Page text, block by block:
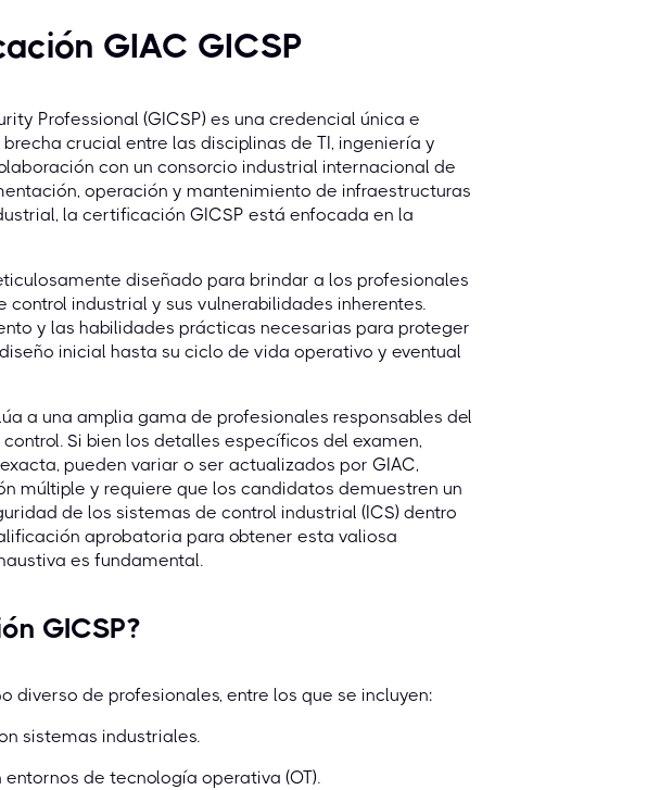
GIAC GICSP
Professional (GICSP) es una credencial única e
crucial entre las disciplinas de TI, ingeniería y
con un consorcio industrial internacional de
operación y mantenimiento de infraestructuras
la certificación GICSP está enfocada en la
diseñado para brindar a los profesionales
industrial y sus vulnerabilidades inherentes.
y las habilidades prácticas necesarias para proteger
inicial hasta su ciclo de vida operativo y eventual
a una amplia gama de profesionales responsables del
Si bien los detalles específicos del examen,
pueden variar o ser actualizados por GIAC,
múltiple y requiere que los candidatos demuestren un
de los sistemas de control industrial (ICS) dentro
aprobatoria para obtener esta valiosa
es fundamental.
GICSP?
diverso de profesionales, entre los que se incluyen:
sistemas industriales.
de tecnología operativa (OT).